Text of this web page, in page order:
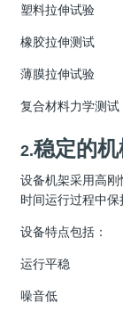
塑料拉伸试验
橡胶拉伸测试
薄膜拉伸试验
复合材料力学测试
2.稳定的
设备机架采用高
时间运行过程中保
设备特点包括：
运行平稳
噪音低